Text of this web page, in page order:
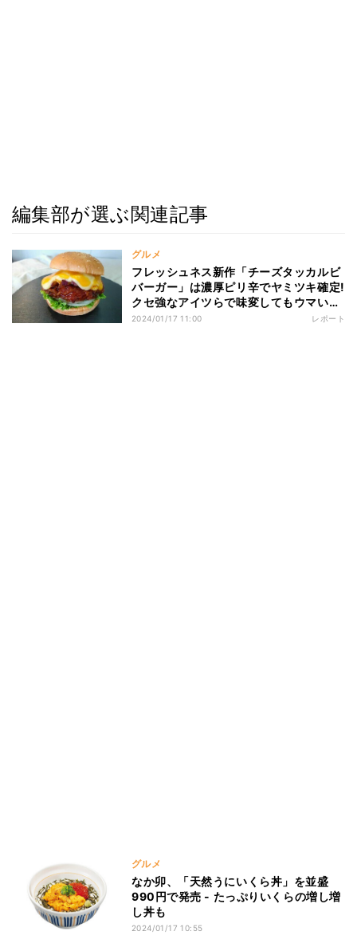
編集部が選ぶ関連記事
グルメ
フレッシュネス新作「チーズタッカルビ
バーガー」は濃厚ピリ辛でヤミツキ確定!
クセ強なアイツらで味変してもウマいん
か〜い!
2024/01/17 11:00 レポート
グルメ
なか卯、「天然うにいくら丼」を並盛
990円で発売 - たっぷりいくらの増し増
し丼も
2024/01/17 10:55